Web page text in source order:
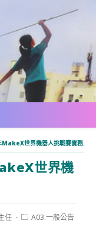
MakeX世界機器人挑戰賽實務工作
世界機
任
PostA03.一般公告